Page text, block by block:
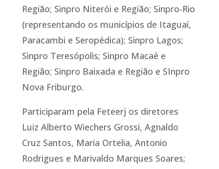
Região; Sinpro Niterói e Região; Sinpro-Rio
(representando os municípios de Itaguaí,
Paracambi e Seropédica); Sinpro Lagos;
Sinpro Teresópolis; Sinpro Macaé e
Região; Sinpro Baixada e Região e SInpro
Nova Friburgo.
Participaram pela Feteerj os diretores
Luiz Alberto Wiechers Grossi, Agnaldo
Cruz Santos, Maria Ortelia, Antonio
Rodrigues e Marivaldo Marques Soares;